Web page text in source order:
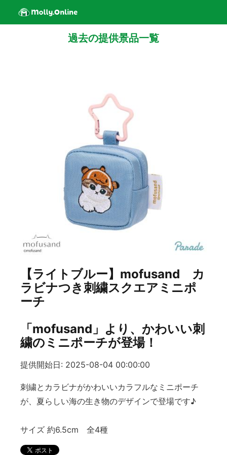
過去の提供景品一覧
【ライトブルー】mofusand カ
ラビナつき刺繍スクエアミニポ
ーチ
「mofusand」より、かわいい刺
繍のミニポーチが登場！
提供開始日: 2025-08-04 00:00:00
刺繍とカラビナがかわいいカラフルなミニポーチ
が、夏らしい海の生き物のデザインで登場です♪
サイズ 約6.5cm 全4種